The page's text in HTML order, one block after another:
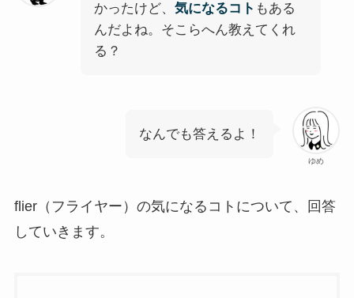
かったけど、 気になるコト もある
んだよね。そこらへん教えてくれ
る？
ゆめ
なんでも答えるよ！
flier（フライヤー）の気になるコトについて、回答
していきます。